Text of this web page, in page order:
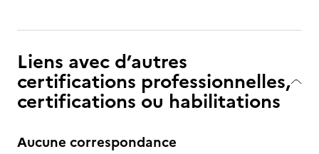
Liens avec d’autres
certifications professionnelles,
certifications ou habilitations
Aucune correspondance